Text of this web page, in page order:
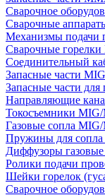
Сварочное
Сварочные
Механизмы подачи
Сварочные
Соединительный
Запасные части
Запасные части
Направляющие
Токосъемники
Газовые сопла
Пружины для
Диффузоры
Ролики подачи
Шейки горелок
Сварочное